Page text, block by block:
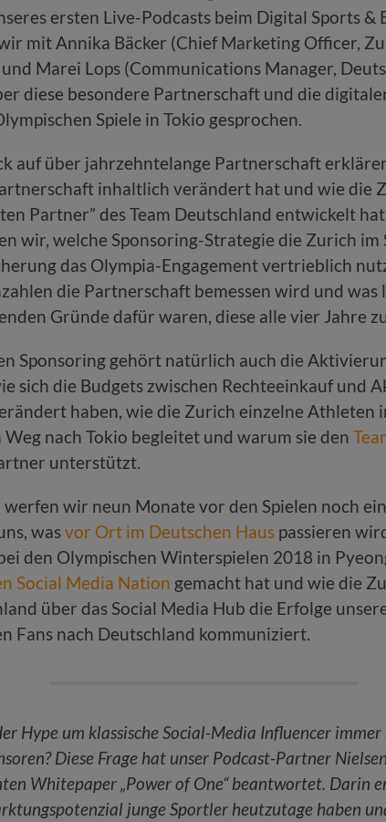
ersten Live-Podcasts beim Digital Sports
mit Annika Bäcker (Chief Marketing Officer,
Marei Lops (Communications Manager,
diese besondere Partnerschaft und die
Spiele in Tokio gesprochen.
auf über jahrzehntelange Partnerschaft
inhaltlich verändert hat und wie die
Partner” des Team Deutschland entwickelt
wir, welche Sponsoring-Strategie die Zurich im
das Olympia-Engagement vertrieblich
die Partnerschaft bemessen wird und was
Gründe dafür waren, diese alle vier Jahre
Sponsoring gehört natürlich auch die
sich die Budgets zwischen Rechteeinkauf und
haben, wie die Zurich einzelne Athleten
Weg nach Tokio begleitet und warum sie den
unterstützt.
wir neun Monate vor den Spielen noch
wasvor Ort im Deutschen Haus passieren
den Olympischen Winterspielen 2018 in
Social Media Nation gemacht hat und wie die
über das Social Media Hub die Erfolge
Fans nach Deutschland kommuniziert.
Hype um klassische Social-Media Influencer immer
Diese Frage hat unser Podcast-Partner
Whitepaper „Power of One“ beantwortet. Darin
junge Sportler heutzutage haben